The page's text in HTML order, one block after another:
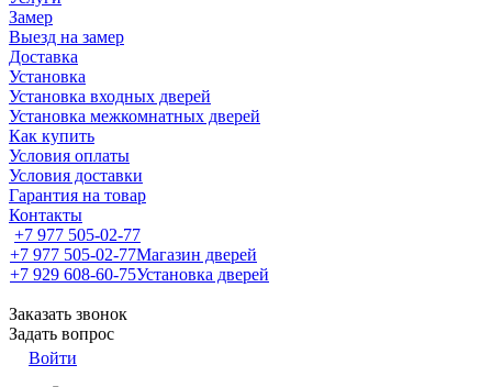
Замер
Выезд на замер
Доставка
Установка
Установка входных дверей
Установка межкомнатных дверей
Как купить
Условия оплаты
Условия доставки
Гарантия на товар
Контакты
+7 977 505-02-77
+7 977 505-02-77Магазин дверей
+7 929 608-60-75Установка дверей
Заказать звонок
Задать вопрос
Войти